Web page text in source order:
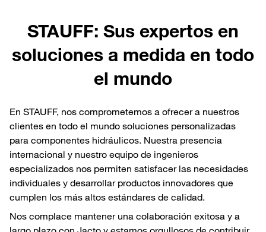
STAUFF: Sus expertos en
soluciones a medida en todo
el mundo
En STAUFF, nos comprometemos a ofrecer a nuestros
clientes en todo el mundo soluciones personalizadas
para componentes hidráulicos. Nuestra presencia
internacional y nuestro equipo de ingenieros
especializados nos permiten satisfacer las necesidades
individuales y desarrollar productos innovadores que
cumplen los más altos estándares de calidad.
Nos complace mantener una colaboración exitosa y a